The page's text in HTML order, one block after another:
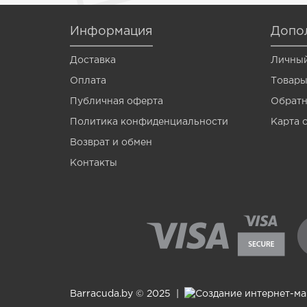
Vermis
Wagner
Мотыль
Опарыш
Информация
Доставка
Оплата
Публичная оферта
Политика конфиденциальности
Возврат и обмен
Контакты
Карта
Barracuda.by © 2025 | Создание интернет-